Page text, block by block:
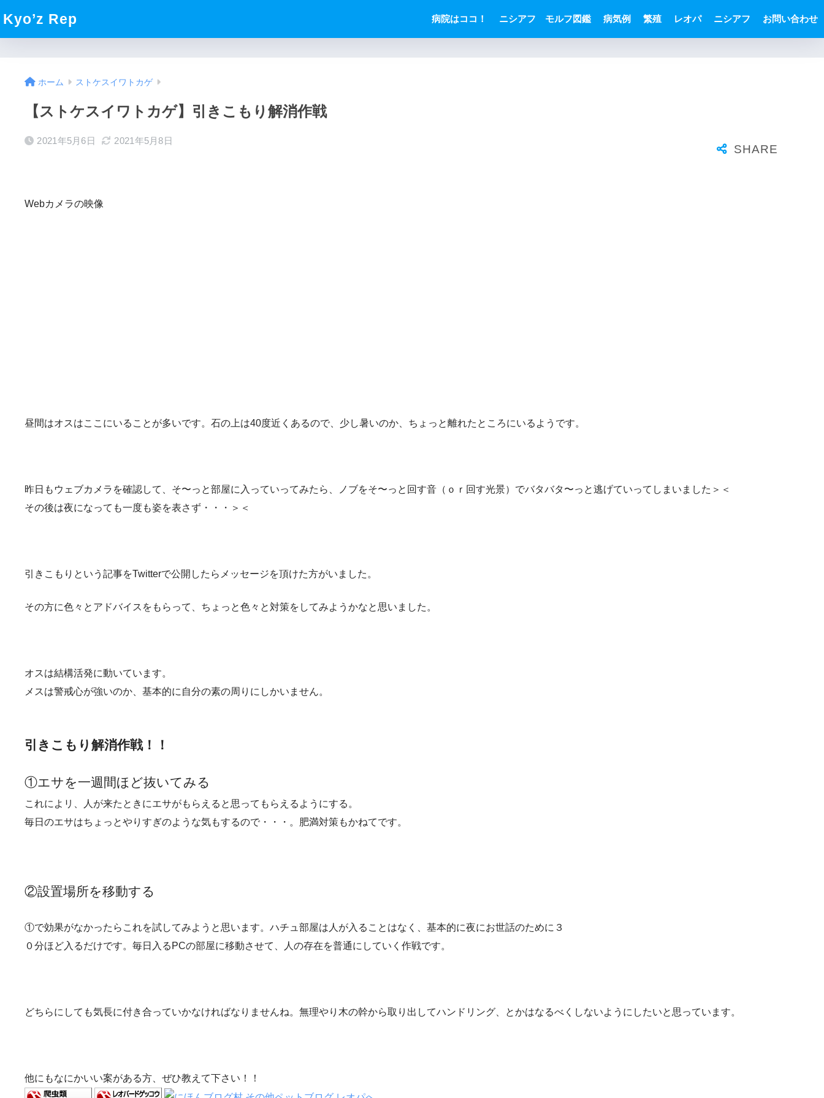
Kyo’z Rep 病院はココ！ ニシアフ モルフ図鑑 病気例 繁殖 レオパ ニシアフ お問い合わせ
ホーム ストケスイワトカゲ
【ストケスイワトカゲ】引きこもり解消作戦
2021年5月6日 2021年5月8日
Webカメラの映像
昼間はオスはここにいることが多いです。石の上は40度近くあるので、少し暑いのか、ちょっと離れたところにいるようです。
昨日もウェブカメラを確認して、そ〜っと部屋に入っていってみたら、ノブをそ〜っと回す音（ｏｒ回す光景）でバタバタ〜っと逃げていってしまいました＞＜
その後は夜になっても一度も姿を表さず・・・＞＜
引きこもりという記事をTwitterで公開したらメッセージを頂けた方がいました。
その方に色々とアドバイスをもらって、ちょっと色々と対策をしてみようかなと思いました。
オスは結構活発に動いています。
メスは警戒心が強いのか、基本的に自分の素の周りにしかいません。
引きこもり解消作戦！！
①エサを一週間ほど抜いてみる
これによリ、人が来たときにエサがもらえると思ってもらえるようにする。
毎日のエサはちょっとやりすぎのような気もするので・・・。肥満対策もかねてです。
②設置場所を移動する
①で効果がなかったらこれを試してみようと思います。ハチュ部屋は人が入ることはなく、基本的に夜にお世話のために３
０分ほど入るだけです。毎日入るPCの部屋に移動させて、人の存在を普通にしていく作戦です。
どちらにしても気長に付き合っていかなければなりませんね。無理やり木の幹から取り出してハンドリング、とかはなるべくしないようにしたいと思っています。
他にもなにかいい案がある方、ぜひ教えて下さい！！